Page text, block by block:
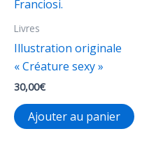
Livres
Illustration originale
« Créature sexy »
30,00€
Ajouter au panier